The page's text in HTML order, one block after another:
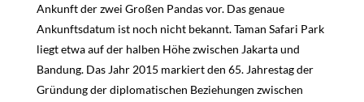
Ankunft der zwei Großen Pandas vor. Das genaue
Ankunftsdatum ist noch nicht bekannt. Taman Safari Park
liegt etwa auf der halben Höhe zwischen Jakarta und
Bandung. Das Jahr 2015 markiert den 65. Jahrestag der
Gründung der diplomatischen Beziehungen zwischen